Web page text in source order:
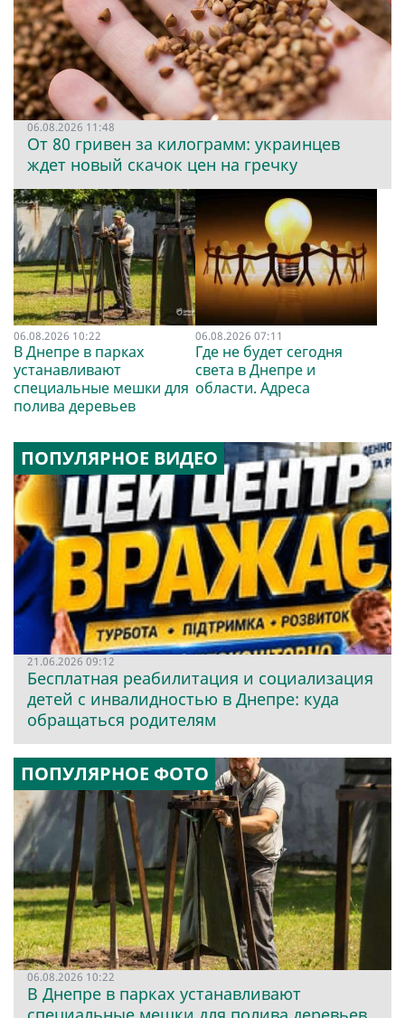
06.08.2026 11:48
От 80 гривен за килограмм: украинцев
ждет новый скачок цен на гречку
06.08.2026 10:22
В Днепре в парках
устанавливают
специальные мешки для
полива деревьев
06.08.2026 07:11
Где не будет сегодня
света в Днепре и
области. Адреса
ПОПУЛЯРНОЕ ВИДЕО
21.06.2026 09:12
Бесплатная реабилитация и социализация
детей с инвалидностью в Днепре: куда
обращаться родителям
ПОПУЛЯРНОЕ ФОТО
06.08.2026 10:22
В Днепре в парках устанавливают